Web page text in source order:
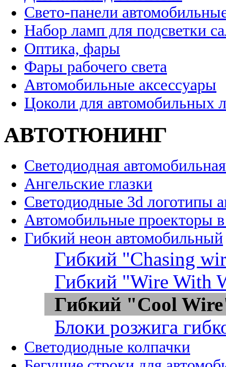
Свето-панели
Набор ламп для подсветки
Оптика, фары
Фары рабочего света
Автомобильные аксессуары
Цоколи для автомобильных
АВТОТЮНИНГ
Светодиодная
Ангельские глазки
Светодиодные 3d логотипы
Автомобильные проекторы
Гибкий неон автомобильный
Гибкий "Chasing
Гибкий "Wire With
Гибкий "Cool
Блоки розжига
Светодиодные колпачки